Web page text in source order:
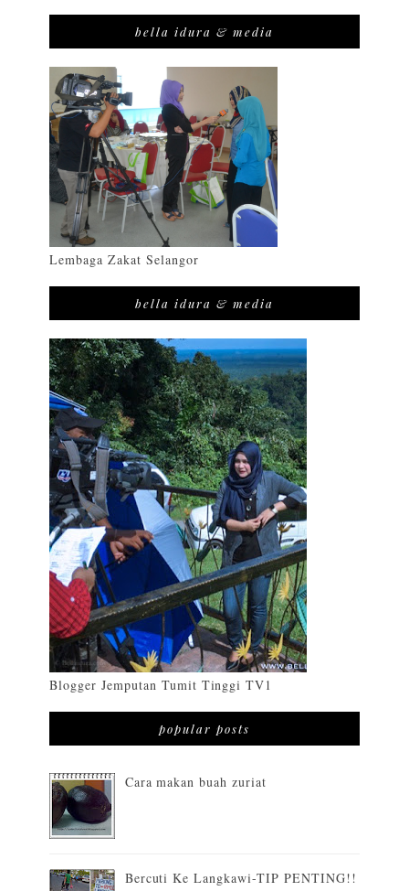
bella idura & media
Lembaga Zakat Selangor
bella idura & media
Blogger Jemputan Tumit Tinggi TV1
popular posts
Cara makan buah zuriat
Bercuti Ke Langkawi-TIP PENTING!!